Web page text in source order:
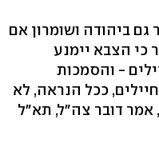
ביהודה ושומרון אם
כי הצבא יימנע
- והסמכות
ככל הנראה, לא
אמר דובר צה"ל, תא"ל